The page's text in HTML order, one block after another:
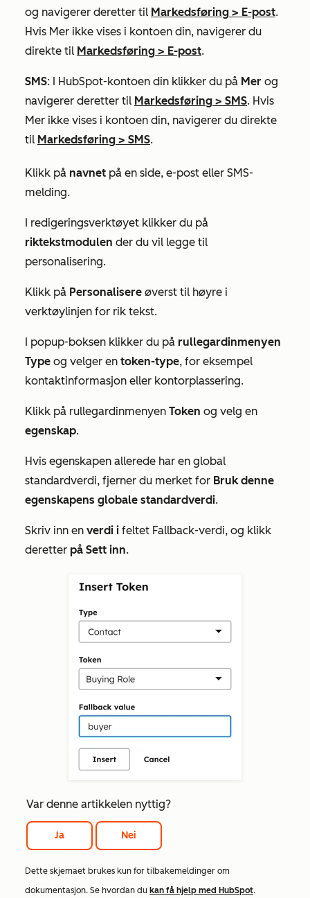
og navigerer deretter til Markedsføring > E-post.
Hvis Mer ikke vises i kontoen din, navigerer du
direkte til Markedsføring > E-post.
SMS: I HubSpot-kontoen din klikker du på Mer og
navigerer deretter til Markedsføring > SMS. Hvis
Mer ikke vises i kontoen din, navigerer du direkte
til Markedsføring > SMS.
Klikk på navnet på en side, e-post eller SMS-
melding.
I redigeringsverktøyet klikker du på
riktekstmodulen der du vil legge til
personalisering.
Klikk på Personalisere øverst til høyre i
verktøylinjen for rik tekst.
I popup-boksen klikker du på rullegardinmenyen
Type og velger en token-type, for eksempel
kontaktinformasjon eller kontorplassering.
Klikk på rullegardinmenyen Token og velg en
egenskap.
Hvis egenskapen allerede har en global
standardverdi, fjerner du merket for Bruk denne
egenskapens globale standardverdi.
Skriv inn en verdi i feltet Fallback-verdi, og klikk
deretter på Sett inn.
Var denne artikkelen nyttig?
Ja Nei
Dette skjemaet brukes kun for tilbakemeldinger om
dokumentasjon. Se hvordan du kan få hjelp med HubSpot.